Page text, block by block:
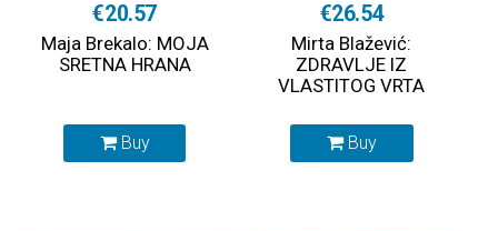
€20.57
Maja Brekalo: MOJA
SRETNA HRANA
Buy
€26.54
Mirta Blažević:
ZDRAVLJE IZ
VLASTITOG VRTA
Buy